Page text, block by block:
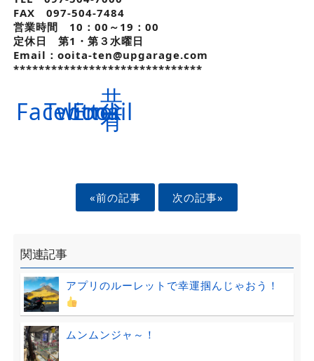
FAX 097-504-7484
営業時間 10：00～19：00
定休日 第1・第３水曜日
Email：ooita-ten@upgarage.com
******************************
Facebook
Twitter
Email
共
有
«前の記事 次の記事»
関連記事
アプリのルーレットで幸運掴んじゃおう！
ムンムンジャ～！